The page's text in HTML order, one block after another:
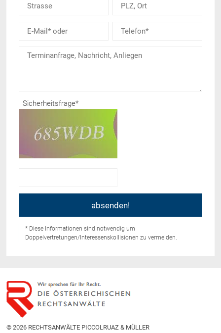
Sicherheitsfrage*
* Diese Informationen sind notwendig um
Doppelvertretungen/Interessenskollisionen zu vermeiden.
© 2026 RECHTSANWÄLTE PICCOLRUAZ & MÜLLER